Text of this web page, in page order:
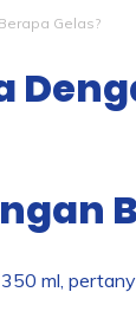
Gelas?
ml,